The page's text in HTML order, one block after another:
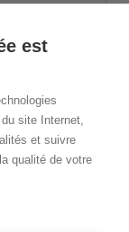
est
site Internet,
et suivre
qualité de votre